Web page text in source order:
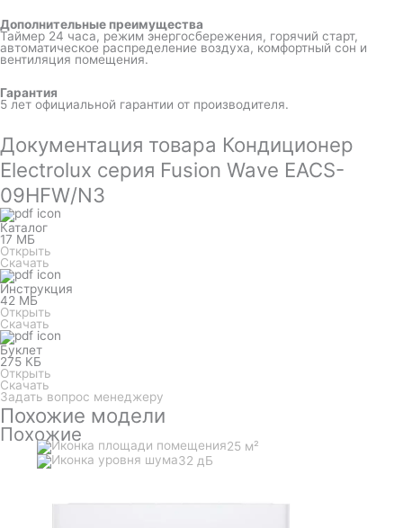
Дополнительные преимущества
Таймер 24 часа, режим энергосбережения, горячий старт,
автоматическое распределение воздуха, комфортный сон и
вентиляция помещения.
Гарантия
5 лет официальной гарантии от производителя.
Документация товара Кондиционер
Electrolux серия Fusion Wave EACS-
09HFW/N3
Каталог
17 МБ
Открыть
Скачать
Инструкция
42 МБ
Открыть
Скачать
Буклет
275 КБ
Открыть
Скачать
Задать вопрос менеджеру
Похожие модели
Похожие
25 м²
32 дБ